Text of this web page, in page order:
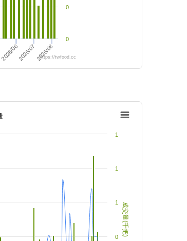
2026/062026/072026/08
0
0
https://twfood.cc
成交量(千把)
0
1
1
1